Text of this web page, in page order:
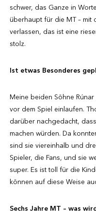
schwer, das Ganze in
überhaupt für die MT – mit
verlassen, das ist eine
stolz.
Ist etwas Besonderes
Meine beiden Söhne
vor dem Spiel einlaufen.
darüber nachgedacht,
machen würden. Da
sind sie viereinhalb und
Spieler, die Fans, und sie
super. Es ist toll für die
können auf diese Weise
Sechs Jahre MT – was